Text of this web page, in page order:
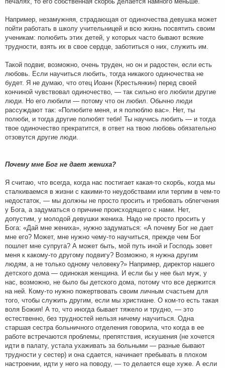
Например, незамужняя, страдающая от одиночества девушка может
пойти работать в школу учительницей и всю жизнь посвятить своим
ученикам: полюбить этих детей, у которых часто бывают всякие
трудности, взять их в свое сердце, заботиться о них, служить им.
Такой подвиг, возможно, очень труден, но он и радостен, если есть
любовь. Если научиться любить, тогда никакого одиночества не
будет. Я не думаю, что отец Иоанн (Крестьянкин) перед своей
кончиной чувствовал одиночество, — так сильно его любили другие
люди. Но его любили — потому что он любил. Обычно люди
рассуждают так: «Полюбите меня, и я полюблю вас». Нет, ты
полюби, и тогда другие полюбят тебя! Ты научись любить — и тогда
твое одиночество прекратится, в ответ на твою любовь обязательно
отзовутся другие люди.
Почему мне Бог не дает жениха?
Я считаю, что всегда, когда нас постигает какая-то скорбь, когда мы
сталкиваемся в жизни с какими-то неудобствами или терпим в чем-то
недостаток, — мы должны не просто просить и требовать облегчения
у Бога, а задуматься о причине происходящего с нами. Нет,
допустим, у молодой девушки жениха. Надо не просто просить у
Бога: «Дай мне жениха», нужно задуматься: «А почему Бог не дает
мне его? Может, мне нужно чему-то научиться, прежде чем Бог
пошлет мне супруга? А может быть, мой путь иной и Господь зовет
меня к какому-то другому подвигу? Возможно, я нужна другим
людям, а не только одному человеку?» Например, директор нашего
детского дома — одинокая женщина. И если бы у нее был муж, у
нас, возможно, не было бы детского дома, потому что все держится
на ней. Кому-то нужно пожертвовать своим личным счастьем для
того, чтобы служить другим, если мы христиане. О ком-то есть такая
воля Божия! А то, что иногда бывает тяжело и трудно, — это
естественно, без трудностей нельзя ничему научиться. Одна
старшая сестра больничного отделения говорила, что когда в ее
работе встречаются проблемы, препятствия, искушения (не хочется
идти в палату, устала ухаживать за больными — разные бывают
трудности у сестер) и она сдается, начинает пребывать в плохом
настроении, идти у него на поводу, — то делается еще хуже. А если